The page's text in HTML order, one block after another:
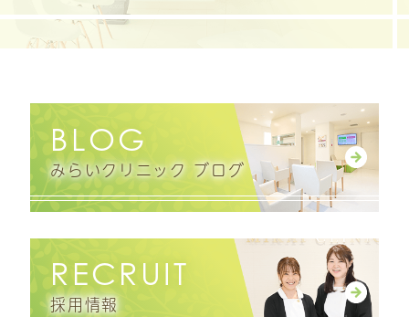
BLOG
みらいクリニック ブログ
RECRUIT
採用情報